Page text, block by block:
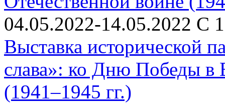
04.05.2022-14.05.2022 С
Выставка исторической
слава»: ко Дню Победы в
(1941–1945 гг.)